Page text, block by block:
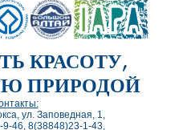
КРАСОТУ,
ПРИРОДОЙ
ул. Заповедная, 1,
9-46, 8(38848)23-1-43,